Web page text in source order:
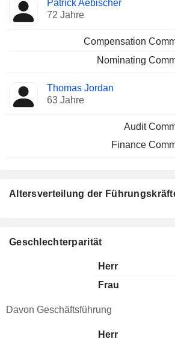
Patrick Aebischer
72 Jahre
Compensation
Nominating
Thomas Jordan
63 Jahre
Audit
Finance
Altersverteilung der
Geschlechterparität
Herr
Frau
Davon Geschäftsführung
Herr